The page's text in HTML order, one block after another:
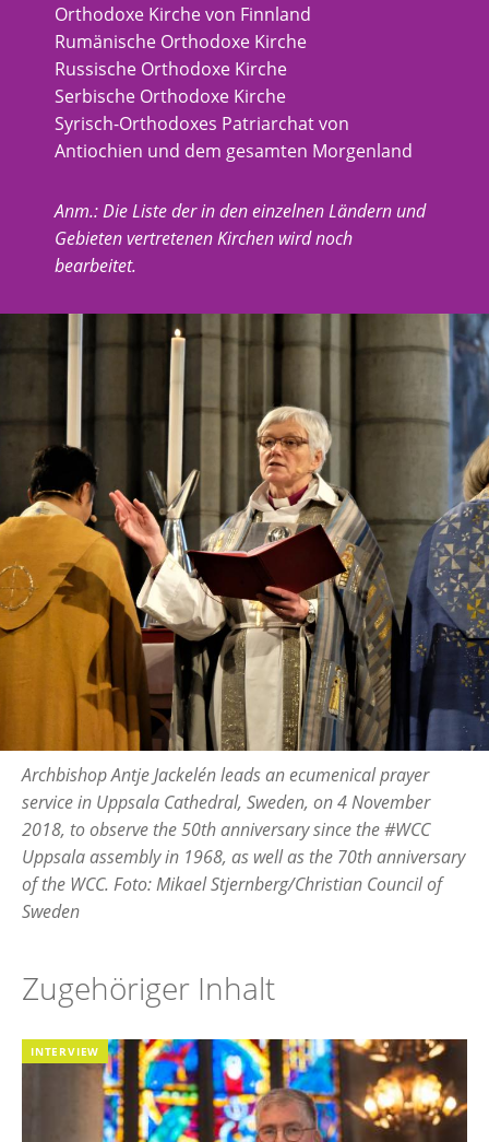
Orthodoxe Kirche von Finnland
Rumänische Orthodoxe Kirche
Russische Orthodoxe Kirche
Serbische Orthodoxe Kirche
Syrisch-Orthodoxes Patriarchat von
Antiochien und dem gesamten Morgenland
Anm.: Die Liste der in den einzelnen Ländern und
Gebieten vertretenen Kirchen wird noch
bearbeitet.
Archbishop Antje Jackelén leads an ecumenical prayer
service in Uppsala Cathedral, Sweden, on 4 November
2018, to observe the 50th anniversary since the #WCC
Uppsala assembly in 1968, as well as the 70th anniversary
of the WCC. Foto: Mikael Stjernberg/Christian Council of
Sweden
Zugehöriger Inhalt
INTERVIEW